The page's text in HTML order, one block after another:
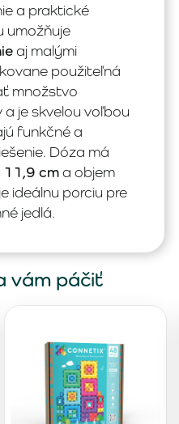
a praktické
umožňuje
aj malými
použiteľná
množstvo
je skvelou voľbou
funkčné a
Dóza má
11,9 cma objem
ideálnu porciu pre
jedlá.
vám páčiť